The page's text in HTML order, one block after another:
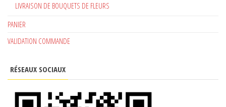
LIVRAISON DE BOUQUETS DE FLEURS
PANIER
VALIDATION COMMANDE
RÉSEAUX SOCIAUX